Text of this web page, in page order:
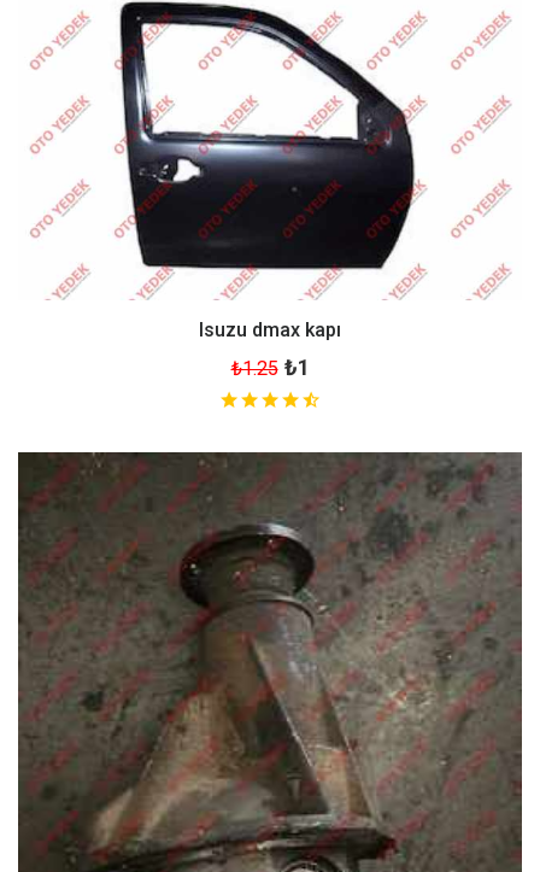
Isuzu dmax kapı
₺1.25 ₺1